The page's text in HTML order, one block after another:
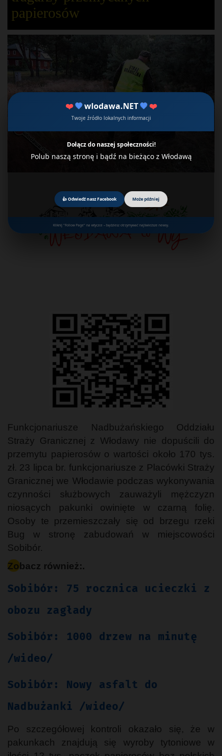
❤️ 💙wlodawa.NET 💙❤️
Twoje źródło lokalnych informacji
Dołącz do naszej społeczności!
Polub naszą stronę i bądź na bieżąco z Włodawą
👍 Odwiedź nasz Facebook Może później
Kliknij "Follow Page" na wtyczce – będziesz otrzymywać najświeższe newsy.
papierosów
Funkcjonariusze Nadbużańskiego Oddziału
Straży Granicznej z Włodawy nie dopuścili do
przemytu papierosów o wartości około 170 tys.
zł. 23 lipca br. funkcjonariusze z Placówki Straży
Granicznej we Włodawie podczas wykonywania
czynności służbowych zauważyli mężczyzn
niosących pakunki owinięte w czarną folię.
Osoby te przemieszczały się od brzegu rzeki
Bug w stronę zabudowań w miejscowości
Sobibór.
Zobacz również:.
Sobibór: 75 rocznica ucieczki z
obozu zagłady
Sobibór: 1000 drzew na minutę
/wideo/
Sobibór: Nowy asfalt do
Nadbużanki /wideo/
Po szczegółowej kontroli okazało się, że w
pakunkach znajdują się wyroby tytoniowe w